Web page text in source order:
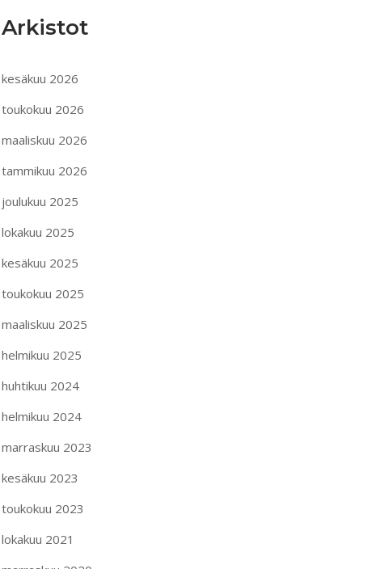
Arkistot
kesäkuu 2026
toukokuu 2026
maaliskuu 2026
tammikuu 2026
joulukuu 2025
lokakuu 2025
kesäkuu 2025
toukokuu 2025
maaliskuu 2025
helmikuu 2025
huhtikuu 2024
helmikuu 2024
marraskuu 2023
kesäkuu 2023
toukokuu 2023
lokakuu 2021